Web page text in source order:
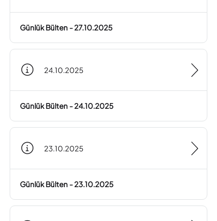
Günlük Bülten - 27.10.2025
24.10.2025
Günlük Bülten - 24.10.2025
23.10.2025
Günlük Bülten - 23.10.2025